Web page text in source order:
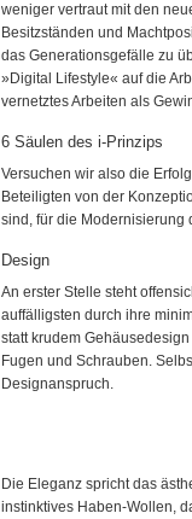
weniger vertraut mit den
Besitzständen und
das Generationsgefälle zu
»Digital Lifestyle« auf die
vernetztes Arbeiten als
6 Säulen des i-Prinzips
Versuchen wir also die
Beteiligten von der
sind, für die Modernisierung
Design
An erster Stelle steht
auffälligsten durch ihre
statt krudem
Fugen und Schrauben.
Designanspruch.
Die Eleganz spricht das
instinktives Haben-Wollen,